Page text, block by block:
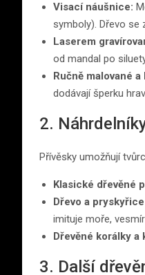
Visací náušnice:
symboly). Dřevo se
Laserem
od mandal po
Ručně malované
dodávají šperku
2.
Přívěsky umožňují
Klasické dřevěné
Dřevo a
imituje moře,
Dřevěné korálky a
3. Další